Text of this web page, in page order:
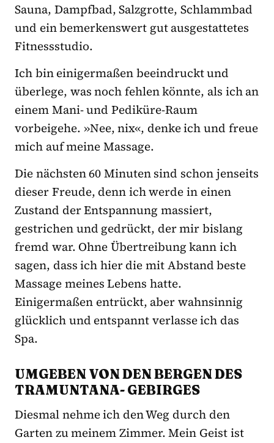
Sauna, Dampfbad, Salzgrotte, Schlammbad
und ein bemerkenswert gut ausgestattetes
Fitnessstudio.
Ich bin einigermaßen beeindruckt und
überlege, was noch fehlen könnte, als ich an
einem Mani- und Pediküre-Raum
vorbeigehe. »Nee, nix«, denke ich und freue
mich auf meine Massage.
Die nächsten 60 Minuten sind schon jenseits
dieser Freude, denn ich werde in einen
Zustand der Entspannung massiert,
gestrichen und gedrückt, der mir bislang
fremd war. Ohne Übertreibung kann ich
sagen, dass ich hier die mit Abstand beste
Massage meines Lebens hatte.
Einigermaßen entrückt, aber wahnsinnig
glücklich und entspannt verlasse ich das
Spa.
UMGEBEN VON DEN BERGEN DES
TRAMUNTANA- GEBIRGES
Diesmal nehme ich den Weg durch den
Garten zu meinem Zimmer. Mein Geist ist